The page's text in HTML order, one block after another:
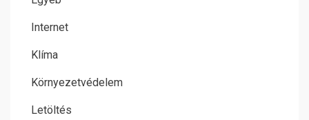
Internet
Klíma
Környezetvédelem
Letöltés